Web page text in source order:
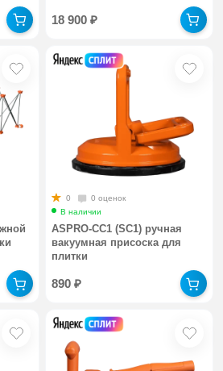
18 900₽
0
0 оценок
В наличии
ASPRO-СС1 (SC1) ручная
вакуумная присоска для
плитки
890₽